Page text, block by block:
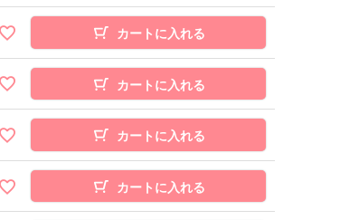
カートに入れる
カートに入れる
カートに入れる
カートに入れる